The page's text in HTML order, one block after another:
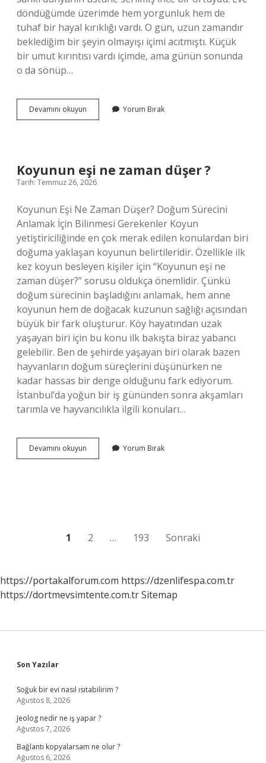
döndüğümde üzerimde hem yorgunluk hem de
tuhaf bir hayal kırıklığı vardı. O gün, uzun zamandır
beklediğim bir şeyin olmayışı içimi acıtmıştı. Küçük
bir umut kırıntısı vardı içimde, ama günün sonunda
o da sönüp…
Devamını okuyun
kavurmasının
Yorum Bırak
Koyunun eşi ne zaman düşer ?
Tarih: Temmuz 26, 2026
Koyunun Eşi Ne Zaman Düşer? Doğum Sürecini
Anlamak İçin Bilinmesi Gerekenler Koyun
yetiştiriciliğinde en çok merak edilen konulardan biri
doğuma yaklaşan koyunun belirtileridir. Özellikle ilk
kez koyun besleyen kişiler için “Koyunun eşi ne
zaman düşer?” sorusu oldukça önemlidir. Çünkü
doğum sürecinin başladığını anlamak, hem anne
koyunun hem de doğacak kuzunun sağlığı açısından
büyük bir fark oluşturur. Köy hayatından uzak
yaşayan biri için bu konu ilk bakışta biraz yabancı
gelebilir. Ben de şehirde yaşayan biri olarak bazen
hayvanların doğum süreçlerini düşünürken ne
kadar hassas bir denge olduğunu fark ediyorum.
İstanbul’da yoğun bir iş gününden sonra akşamları
tarımla ve hayvancılıkla ilgili konuları…
Devamını okuyun Koyunun
eşi
Yorum Bırak
1 2 … 193 Sonraki
https://portakalforum.com https://dzenlifespa.com.tr
https://dortmevsimtente.com.trSitemap
Sidebar
Son Yazılar
Soğuk bir evi nasıl ısıtabilirim ?
Ağustos 8, 2026
Jeolog nedir ne iş yapar ?
Ağustos 7, 2026
Bağlantı kopyalarsam ne olur ?
Ağustos 6, 2026